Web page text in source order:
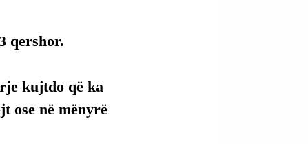
qershor.
kujtdo që ka
ose në mënyrë